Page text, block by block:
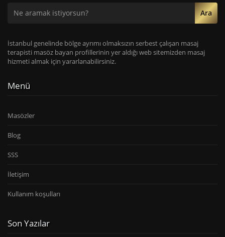
Ara
İstanbul genelinde bölge ayrımı olmaksızın serbest çalışan masaj
terapisti masöz bayan profillerinin yer aldığı web sitemizden masaj
hizmeti almak için yararlanabilirsiniz.
Menü
Masözler
Blog
SSS
İletişim
Kullanım koşulları
Son Yazılar